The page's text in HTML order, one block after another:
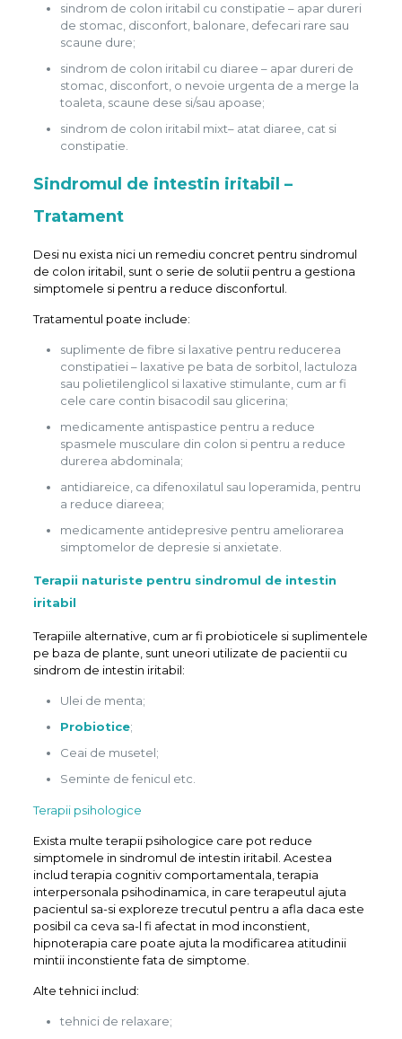
sindrom de colon iritabil cu constipatie – apar dureri
de stomac, disconfort, balonare, defecari rare sau
scaune dure;
sindrom de colon iritabil cu diaree – apar dureri de
stomac, disconfort, o nevoie urgenta de a merge la
toaleta, scaune dese si/sau apoase;
sindrom de colon iritabil mixt– atat diaree, cat si
constipatie.
Sindromul de intestin iritabil –
Tratament
Desi nu exista nici un remediu concret pentru sindromul
de colon iritabil, sunt o serie de solutii pentru a gestiona
simptomele si pentru a reduce disconfortul.
Tratamentul poate include:
suplimente de fibre si laxative pentru reducerea
constipatiei – laxative pe bata de sorbitol, lactuloza
sau polietilenglicol si laxative stimulante, cum ar fi
cele care contin bisacodil sau glicerina;
medicamente antispastice pentru a reduce
spasmele musculare din colon si pentru a reduce
durerea abdominala;
antidiareice, ca difenoxilatul sau loperamida, pentru
a reduce diareea;
medicamente antidepresive pentru ameliorarea
simptomelor de depresie si anxietate.
Terapii naturiste pentru sindromul de intestin
iritabil
Terapiile alternative, cum ar fi probioticele si suplimentele
pe baza de plante, sunt uneori utilizate de pacientii cu
sindrom de intestin iritabil:
Ulei de menta;
Probiotice;
Ceai de musetel;
Seminte de fenicul etc.
Terapii psihologice
Exista multe terapii psihologice care pot reduce
simptomele in sindromul de intestin iritabil. Acestea
includ terapia cognitiv comportamentala, terapia
interpersonala psihodinamica, in care terapeutul ajuta
pacientul sa-si exploreze trecutul pentru a afla daca este
posibil ca ceva sa-l fi afectat in mod inconstient,
hipnoterapia care poate ajuta la modificarea atitudinii
mintii inconstiente fata de simptome.
Alte tehnici includ:
tehnici de relaxare;